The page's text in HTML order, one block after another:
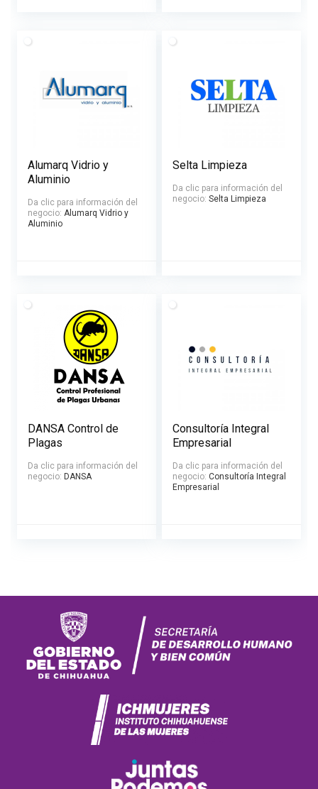
Alumarq Vidrio y
Aluminio
Da clic para información del
negocio: Alumarq Vidrio y
Aluminio
Selta Limpieza
Da clic para información del
negocio: Selta Limpieza
DANSA Control de
Plagas
Da clic para información del
negocio: DANSA
Consultoría Integral
Empresarial
Da clic para información del
negocio: Consultoría Integral
Empresarial